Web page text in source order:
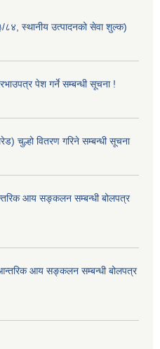
८४, स्थानीय उत्पादनको सेवा शुल्क)
पेश गर्ने सम्बन्धी सूचना !
चुल्हो वितरण गरिने सम्बन्धी सूचना
आय सङ्कलन सम्बन्धी बोलपत्र
आय सङ्कलन सम्बन्धी बोलपत्र